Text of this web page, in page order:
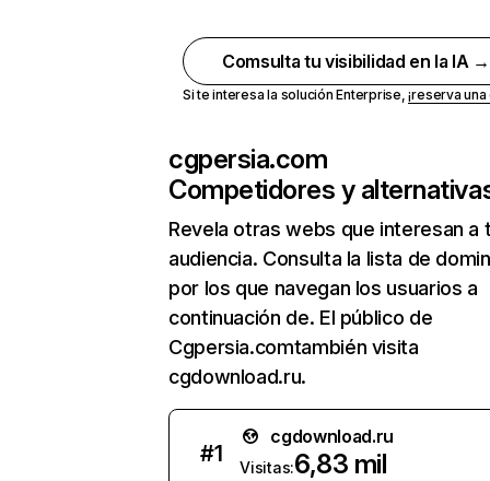
Comsulta tu visibilidad en la IA →
Si te interesa la solución Enterprise,¡reserva
cgpersia.com
Competidores y
Revela otras webs que interesan a
audiencia. Consulta la lista de
por los que navegan los usuarios a
continuación de. El público de
Cgpersia.comtambién visita
cgdownload.ru.
#1
cgdownload.ru
Visitas:6,83 mil